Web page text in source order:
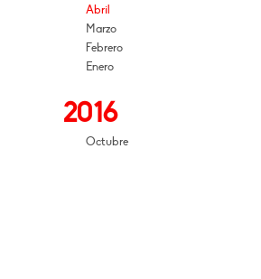
Abril
Marzo
Febrero
Enero
2016
Octubre